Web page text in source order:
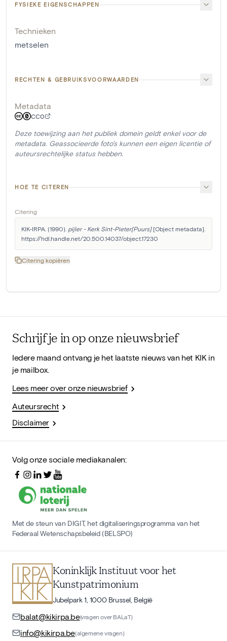
FYSIEKE EIGENSCHAPPEN
Technieken
metselen
RECHTEN & GEBRUIKSVOORWAARDEN
Metadata
CC0
Deze toewijzing aan het publiek domein geldt enkel voor de
metadata. Geassocieerde foto's kunnen een eigen licentie of
auteursrechtelijke status hebben.
HOE TE CITEREN
Citering
KIK-IRPA. (1990). pijler - Kerk Sint-Pieter[Puurs] [Object metadata].
https://hdl.handle.net/20.500.14037/object.17230
Citering kopiëren
Schrijf je in op onze nieuwsbrief
Iedere maand ontvang je het laatste nieuws van het KIK in
je mailbox.
Lees meer over onze nieuwsbrief
Auteursrecht
Disclaimer
Volg onze sociale mediakanalen:
Met de steun van DIGIT, het digitaliseringsprogramma van het
Federaal Wetenschapsbeleid (BELSPO)
Koninklijk Instituut voor het
Kunstpatrimonium
Jubelpark 1, 1000 Brussel, België
balat@kikirpa.be(vragen over BALaT)
info@kikirpa.be(algemene vragen)